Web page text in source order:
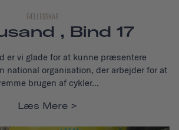
FÆLLESSKAB
, Bind 17
er vi glade for at kunne præsentere
national organisation, der arbejder for at
brugen af cykler...
Læs Mere